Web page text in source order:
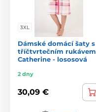
3XL
Dámské domácí šaty s
tříčtvrtečním rukávem
Catherine - lososová
2 dny
30,09 €